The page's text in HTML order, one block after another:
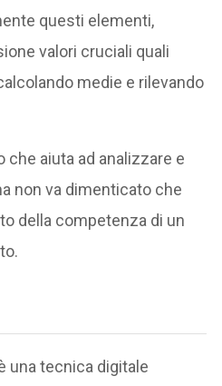
questi elementi,
valori cruciali quali
medie e rilevando
aiuta ad analizzare e
non va dimenticato che
della competenza di un
una tecnica digitale